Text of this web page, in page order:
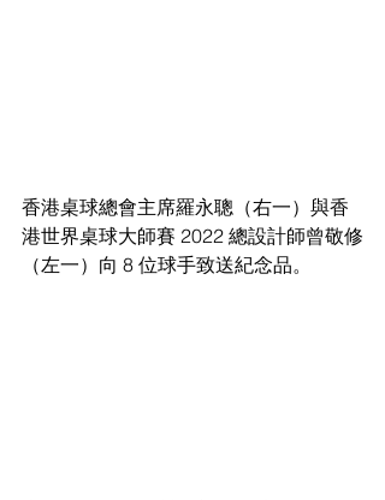
香港桌球總會主席羅永聰（右一）與香
港世界桌球大師賽 2022 總設計師曾敬修
（左一）向 8 位球手致送紀念品。